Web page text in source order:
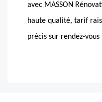
avec MASSON
haute qualité, tarif
précis sur rendez-